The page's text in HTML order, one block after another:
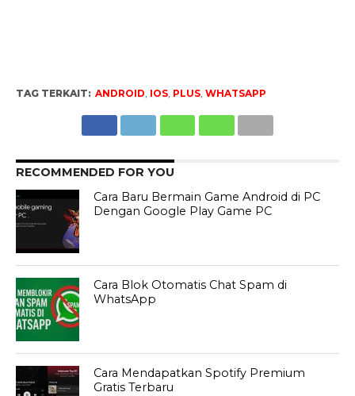
TAG TERKAIT: ANDROID, IOS, PLUS, WHATSAPP
RECOMMENDED FOR YOU
Cara Baru Bermain Game Android di PC
Dengan Google Play Game PC
Cara Blok Otomatis Chat Spam di
WhatsApp
Cara Mendapatkan Spotify Premium
Gratis Terbaru